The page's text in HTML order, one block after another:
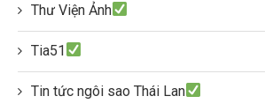
Thư Viện Ảnh
Tia51
Tin tức ngôi sao Thái Lan